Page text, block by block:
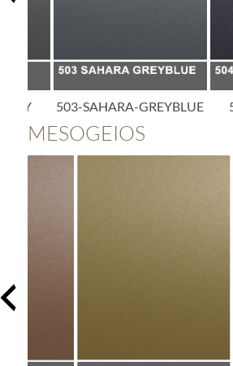
503-SAHARA-GREYBLUE 504-
MESOGEIOS